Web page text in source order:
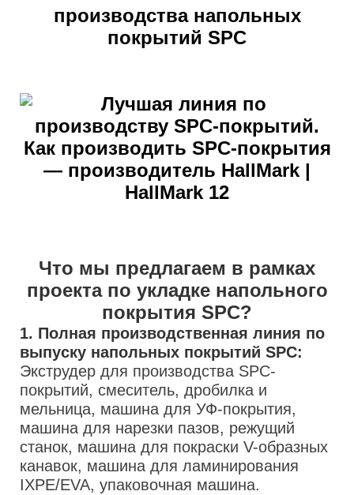
производства напольных
покрытий SPC
Что мы предлагаем в рамках
проекта по укладке напольного
покрытия SPC?
1. Полная производственная линия по
выпуску напольных покрытий SPC:
Экструдер для производства SPC-
покрытий, смеситель, дробилка и
мельница, машина для УФ-покрытия,
машина для нарезки пазов, режущий
станок, машина для покраски V-образных
канавок, машина для ламинирования
IXPE/EVA, упаковочная машина.